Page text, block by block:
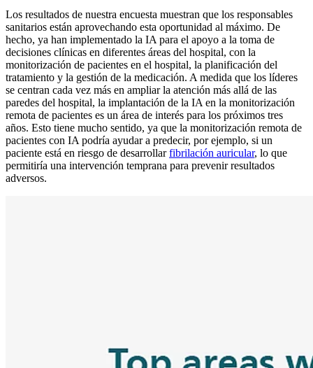
Los resultados de nuestra encuesta muestran que los responsables
sanitarios están aprovechando esta oportunidad al máximo. De
hecho, ya han implementado la IA para el apoyo a la toma de
decisiones clínicas en diferentes áreas del hospital, con la
monitorización de pacientes en el hospital, la planificación del
tratamiento y la gestión de la medicación. A medida que los líderes
se centran cada vez más en ampliar la atención más allá de las
paredes del hospital, la implantación de la IA en la monitorización
remota de pacientes es un área de interés para los próximos tres
años. Esto tiene mucho sentido, ya que la monitorización remota de
pacientes con IA podría ayudar a predecir, por ejemplo, si un
paciente está en riesgo de desarrollarfibrilación auricular, lo que
permitiría una intervención temprana para prevenir resultados
adversos.